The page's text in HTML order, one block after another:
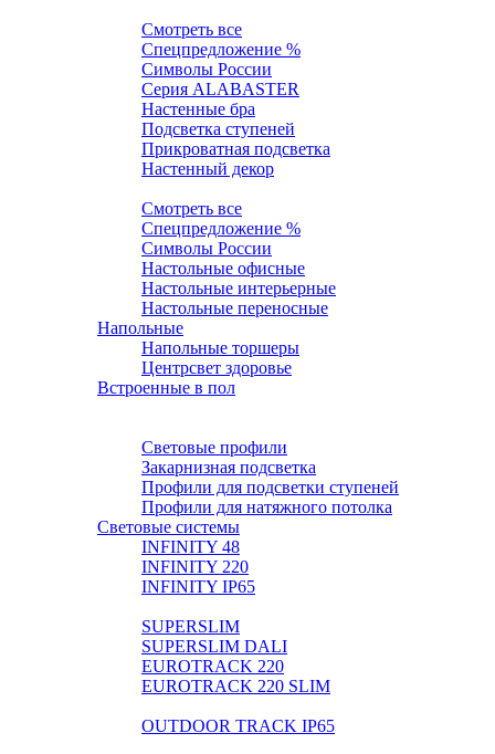
Смотреть все
Спецпредложение %
Символы России
Серия ALABASTER
Настенные бра
Подсветка ступеней
Прикроватная подсветка
Настенный декор
Смотреть все
Спецпредложение %
Символы России
Настольные офисные
Настольные интерьерные
Настольные переносные
Напольные
Напольные торшеры
Центрсвет здоровье
Встроенные в пол
Световые профили
Закарнизная подсветка
Профили для подсветки ступеней
Профили для натяжного потолка
Световые системы
INFINITY 48
INFINITY 220
INFINITY IP65
SUPERSLIM
SUPERSLIM DALI
EUROTRACK 220
EUROTRACK 220 SLIM
OUTDOOR TRACK IP65